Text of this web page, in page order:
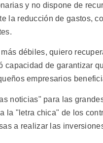
y no dispone de
la reducción de gastos,
débiles, quiero
capacidad de garantizar
empresarios
noticias" para las
la "letra chica" de los
a realizar las